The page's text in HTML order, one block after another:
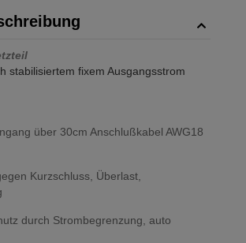
stabilisiertem fixem Ausgangsstrom
über 30cm Anschlußkabel AWG18
Kurzschluss, Überlast,
durch Strombegrenzung, auto